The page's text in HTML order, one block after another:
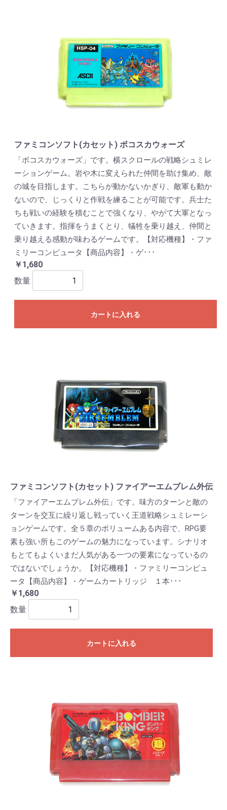
ファミコンソフト(カセット) ボコスカウォーズ
「ボコスカウォーズ」です。横スクロールの戦略シュミレ
ーションゲーム。岩や木に変えられた仲間を助け集め、敵
の城を目指します。こちらが動かないかぎり、敵軍も動か
ないので、じっくりと作戦を練ることが可能です。兵士た
ちも戦いの経験を積むことで強くなり、やがて大軍となっ
ていきます。指揮をうまくとり、犠牲を乗り越え、仲間と
乗り越える感動が味わるゲームです。【対応機種】・ファ
ミリーコンピュータ【商品内容】・ゲ･･･
￥1,680
数量
カートに入れる
ファミコンソフト(カセット) ファイアーエムブレム外伝
「ファイアーエムブレム外伝」です。味方のターンと敵の
ターンを交互に繰り返し戦っていく王道戦略シュミレーシ
ョンゲームです。全５章のボリュームある内容で、RPG要
素も強い所もこのゲームの魅力になっています。シナリオ
もとてもよくいまだ人気がある一つの要素になっているの
ではないでしょうか。【対応機種】・ファミリーコンピュ
ータ【商品内容】・ゲームカートリッジ １本･･･
￥1,680
数量
カートに入れる